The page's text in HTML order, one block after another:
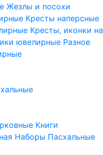
Жезлы и посохи
Кресты наперсные
Кресты, иконки на
ювелирные Разное
Книги
Наборы Пасхальные